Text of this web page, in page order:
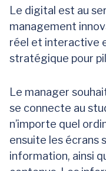
Le digital est au
management
réel et interactive
stratégique pour
Le manager
se connecte au
n’importe quel
ensuite les écrans
information, ainsi